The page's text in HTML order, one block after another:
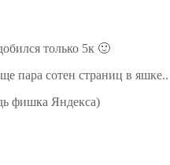
только 5к 🙂
пара сотен страниц в
фишка Яндекса)